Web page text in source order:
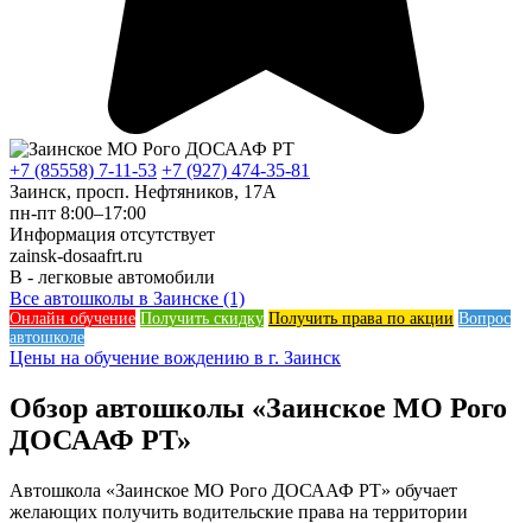
+7 (85558) 7-11-53 +7 (927) 474-35-81
Заинск, просп. Нефтяников, 17А
пн-пт 8:00–17:00
Информация отсутствует
zainsk-dosaafrt.ru
B - легковые автомобили
Все автошколы в Заинске (1)
Онлайн обучение Получить скидку Получить права по акции Вопрос
автошколе
Цены на обучение вождению в г. Заинск
Обзор автошколы «Заинское МО Рого
ДОСААФ РТ»
Автошкола «Заинское МО Рого ДОСААФ РТ» обучает
желающих получить водительские права на территории